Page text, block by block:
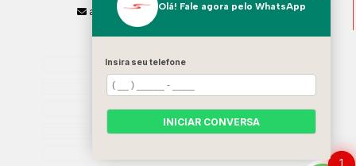
atendimento@santeccopiadoras.com.br
Home
Empresa
SERVIÇOS
Contato
1
Olá! Fale agora pelo WhatsApp
Insira seu telefone
INICIAR CONVERSA